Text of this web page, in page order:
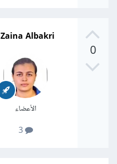
0
Zaina Albakri
الأعضاء
3